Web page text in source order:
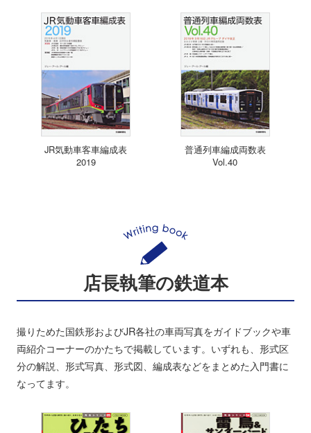
JR気動車客車編成表
2019
普通列車編成両数表
Vol.40
店長執筆の鉄道本
撮りためた国鉄形およびJR各社の車両写真をガイドブックや車
両紹介コーナーのかたちで掲載しています。いずれも、形式区
分の解説、形式写真、形式図、編成表などをまとめた入門書に
なってます。